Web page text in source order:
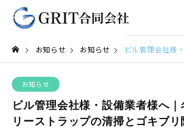
お知らせ お知らせ ビル管理会社様・設備業者様へ｜名古屋市で
お知らせ
ビル管理会社様・設備業者様へ
リーストラップの清掃とゴキブリ